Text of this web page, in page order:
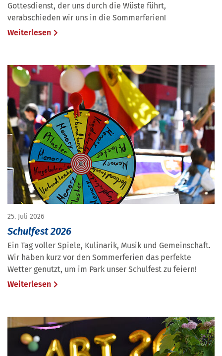
Gottesdienst, der uns durch die Wüste führt,
verabschieden wir uns in die Sommerferien!
Weiterlesen
25. Juli 2026
Schulfest 2026
Ein Tag voller Spiele, Kulinarik, Musik und Gemeinschaft.
Wir haben kurz vor den Sommerferien das perfekte
Wetter genutzt, um im Park unser Schulfest zu feiern!
Weiterlesen